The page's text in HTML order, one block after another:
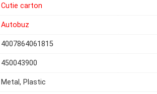
Cutie carton
Autobuz
4007864061815
450043900
Metal, Plastic